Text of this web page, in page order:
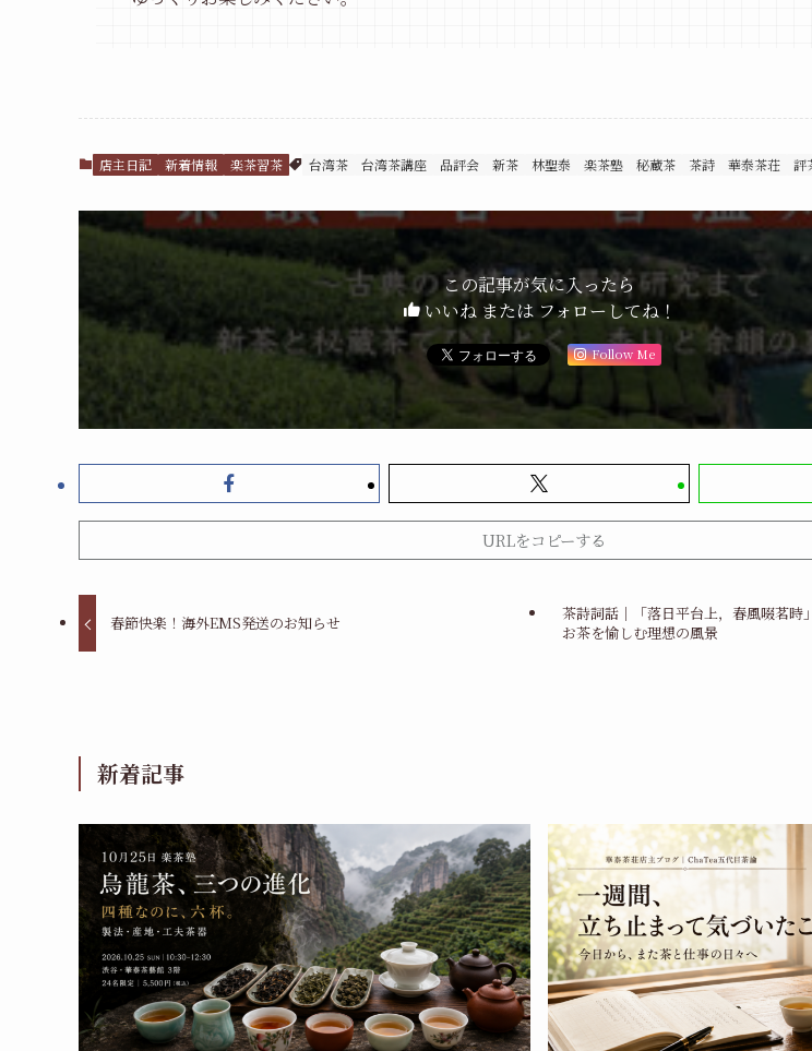
店主日記 新着情報 楽茶習茶 台湾茶 台湾茶講座 品評会 新茶 林聖泰 楽茶塾 秘蔵茶 茶詩 華泰茶荘 評
この記事が気に入ったら
いいね または フォローしてね！
Follow Me
URLをコピーする
春節快楽！海外EMS発送のお知らせ
茶詩詞話｜「落日平台上，春風啜茗時
お茶を愉しむ理想の風景
新着記事